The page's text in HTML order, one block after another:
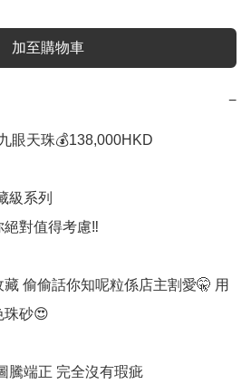
加至購物車
−
眼天珠💰138,000HKD
級系列
對值得考慮‼️
偷偷話你知呢粒係店主割愛🤫 用
珠砂😍
騰端正 完全沒有瑕疵